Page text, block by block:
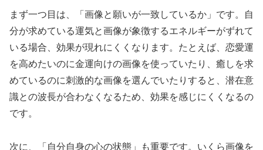
まず一つ目は、「画像と願いが一致しているか」です。自
分が求めている運気と画像が象徴するエネルギーがずれて
いる場合、効果が現れにくくなります。たとえば、恋愛運
を高めたいのに金運向けの画像を使っていたり、癒しを求
めているのに刺激的な画像を選んでいたりすると、潜在意
識との波長が合わなくなるため、効果を感じにくくなるの
です。
次に、「自分自身の心の状態」も重要です。いくら画像を